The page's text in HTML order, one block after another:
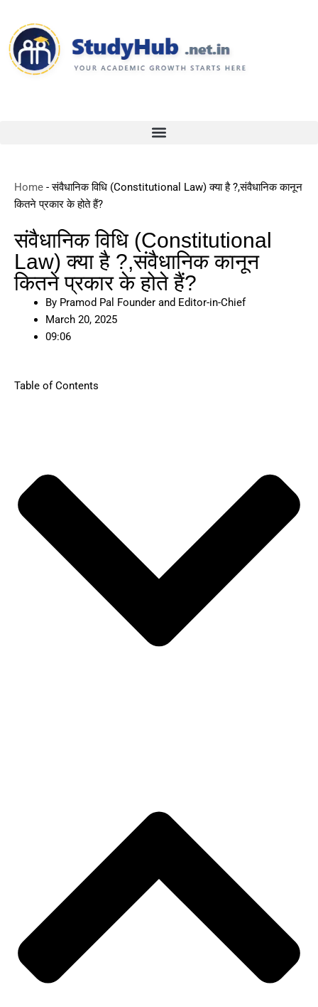
content
Home -संवैधानिक विधि (Constitutional Law) क्या है ?,संवैधानिक कानून
कितने प्रकार के होते हैं?
संवैधानिक विधि (Constitutional
Law) क्या है ?,संवैधानिक कानून
कितने प्रकार के होते हैं?
By Pramod Pal Founder and Editor-in-Chief
March 20, 2025
09:06
Table of Contents